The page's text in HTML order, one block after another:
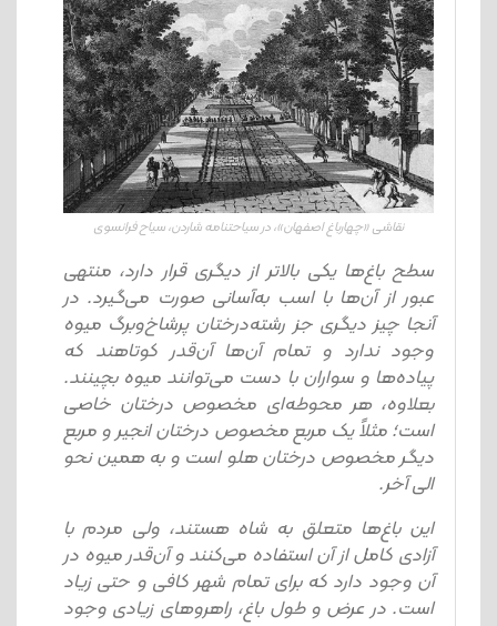
نقاشی «چهارباغ اصفهان»، در سیاحتنامه شاردن، سیاح فرانسوی
سطح باغ‌ها یکی بالاتر از دیگری قرار دارد، منتهی
عبور از آن‌ها با اسب به‌آسانی صورت می‌گیرد. در
آنجا چیز دیگری جز رشته‌درختان پرشاخ‌وبرگ میوه
وجود ندارد و تمام آن‌ها آن‌قدر کوتاهند که
پیاده‌ها و سواران با دست می‌توانند میوه بچینند.
بعلاوه، هر محوطه‌ای مخصوص درختان خاصی
است؛ مثلاً یک مربع مخصوص درختان انجیر و مربع
دیگر مخصوص درختان هلو است و به همین نحو
الی آخر.
این باغ‌ها متعلق به شاه هستند، ولی مردم با
آزادی کامل از آن استفاده می‌کنند و آن‌قدر میوه در
آن وجود دارد که برای تمام شهر کافی و حتی زیاد
است. در عرض و طول باغ، راهروهای زیادی وجود